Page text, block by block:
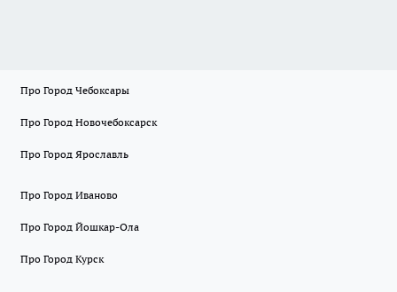
Про Город Чебоксары
Про Город Новочебоксарск
Про Город Ярославль
Про Город Иваново
Про Город Йошкар-Ола
Про Город Курск